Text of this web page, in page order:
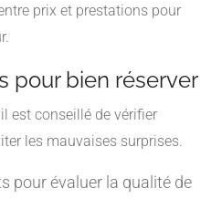
prix et prestations pour
pour bien réserver
, il est conseillé de vérifier
les mauvaises surprises.
pour évaluer la qualité de